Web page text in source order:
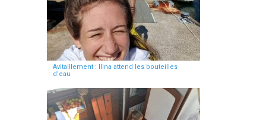
Avitaillement : Ilina attend les bouteilles
d'eau